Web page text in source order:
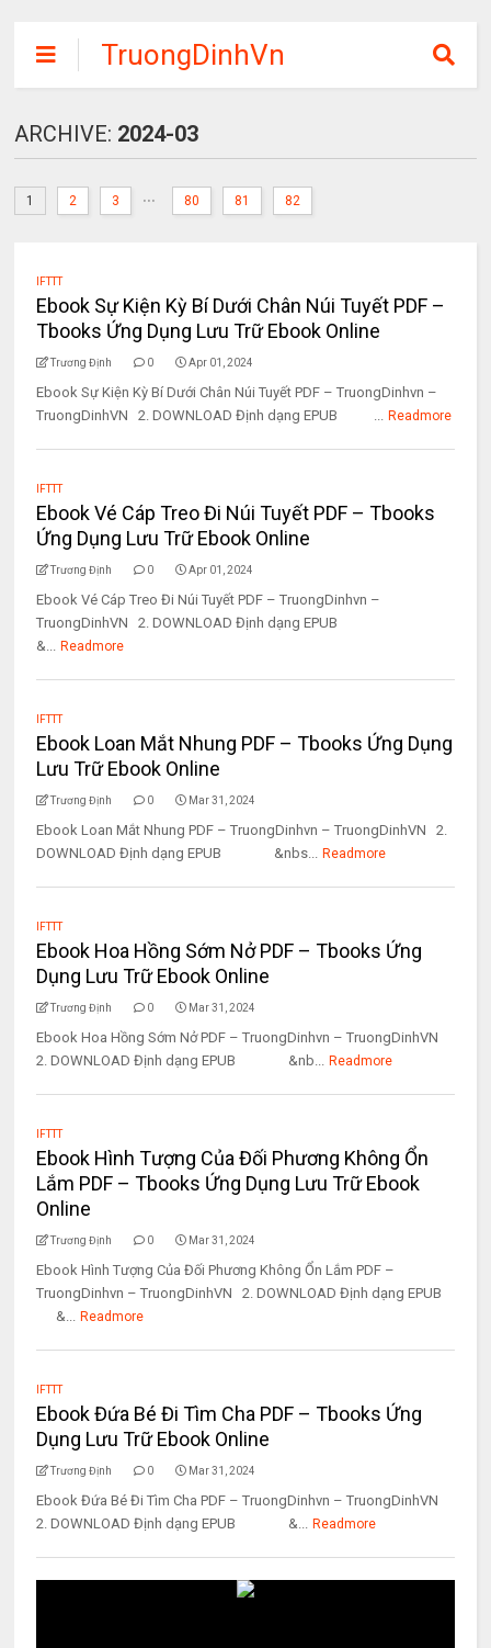
TruongDinhVn
Chia sẽ ebook,
các khóa học,
phần mềm học
tập miễn phí
ARCHIVE: 2024-03
1 2 3 ... 80 81 82
IFTTT
Ebook Sự Kiện Kỳ Bí Dưới Chân Núi Tuyết PDF –
Tbooks Ứng Dụng Lưu Trữ Ebook Online
Trương Định 0 Apr 01, 2024
Ebook Sự Kiện Kỳ Bí Dưới Chân Núi Tuyết PDF – TruongDinhvn –
TruongDinhVN 2. DOWNLOAD Định dạng EPUB ... Readmore
IFTTT
Ebook Vé Cáp Treo Đi Núi Tuyết PDF – Tbooks
Ứng Dụng Lưu Trữ Ebook Online
Trương Định 0 Apr 01, 2024
Ebook Vé Cáp Treo Đi Núi Tuyết PDF – TruongDinhvn –
TruongDinhVN 2. DOWNLOAD Định dạng EPUB
&... Readmore
IFTTT
Ebook Loan Mắt Nhung PDF – Tbooks Ứng Dụng
Lưu Trữ Ebook Online
Trương Định 0 Mar 31, 2024
Ebook Loan Mắt Nhung PDF – TruongDinhvn – TruongDinhVN 2.
DOWNLOAD Định dạng EPUB &nbs... Readmore
IFTTT
Ebook Hoa Hồng Sớm Nở PDF – Tbooks Ứng
Dụng Lưu Trữ Ebook Online
Trương Định 0 Mar 31, 2024
Ebook Hoa Hồng Sớm Nở PDF – TruongDinhvn – TruongDinhVN
2. DOWNLOAD Định dạng EPUB &nb... Readmore
IFTTT
Ebook Hình Tượng Của Đối Phương Không Ổn
Lắm PDF – Tbooks Ứng Dụng Lưu Trữ Ebook
Online
Trương Định 0 Mar 31, 2024
Ebook Hình Tượng Của Đối Phương Không Ổn Lắm PDF –
TruongDinhvn – TruongDinhVN 2. DOWNLOAD Định dạng EPUB
&... Readmore
IFTTT
Ebook Đứa Bé Đi Tìm Cha PDF – Tbooks Ứng
Dụng Lưu Trữ Ebook Online
Trương Định 0 Mar 31, 2024
Ebook Đứa Bé Đi Tìm Cha PDF – TruongDinhvn – TruongDinhVN
2. DOWNLOAD Định dạng EPUB &... Readmore